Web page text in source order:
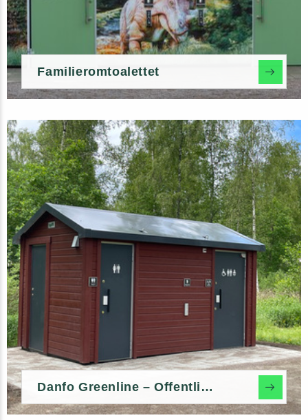
Familieromtoalettet
Danfo Greenline – Offentlig Miljøtoalett